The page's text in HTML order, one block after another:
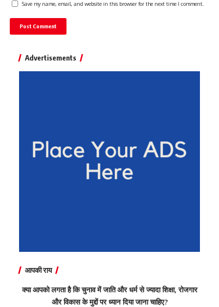
Save my name, email, and website in this browser for the next time I comment.
Advertisements
आपकी राय
क्या आपको लगता है कि चुनाव में जाति और धर्म से ज्यादा शिक्षा, रोजगार
और विकास के मुद्दों पर ध्यान दिया जाना चाहिए?